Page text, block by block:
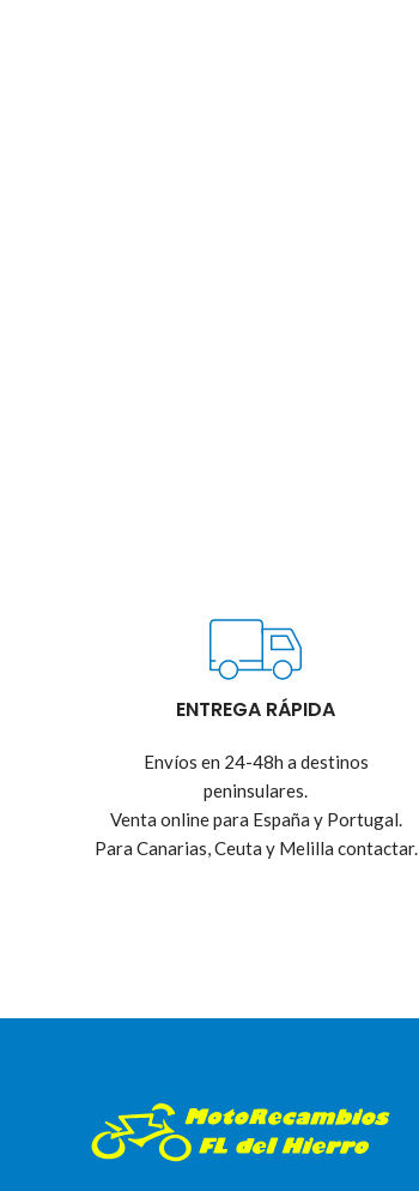
ENTREGA RÁPIDA
Envíos en 24-48h a destinos
peninsulares.
Venta online para España y Portugal.
Para Canarias, Ceuta y Melilla contactar.